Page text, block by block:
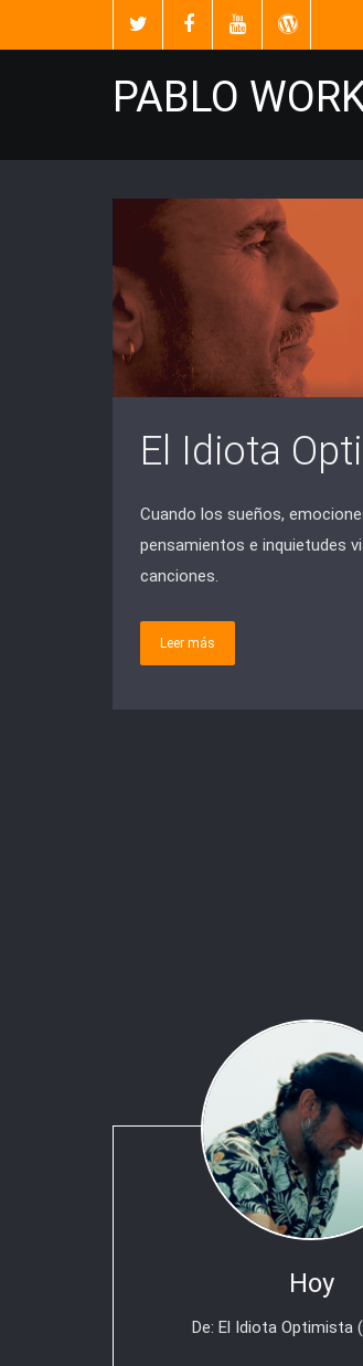
PABLO
El Idiota
Cuando los sueños,
pensamientos e inquietudes
canciones.
Leer más
Hoy
De: El Idiota Optimista